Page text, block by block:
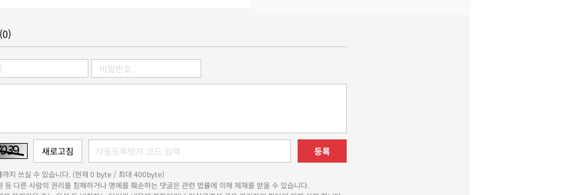
등록
까지 쓰실 수 있습니다. (현재 0 byte / 최대 400byte)
등 다른 사람의 권리를 침해하거나 명예를 훼손하는 댓글은 관련 법률에 의해 제재를 받을 수 있습니다.